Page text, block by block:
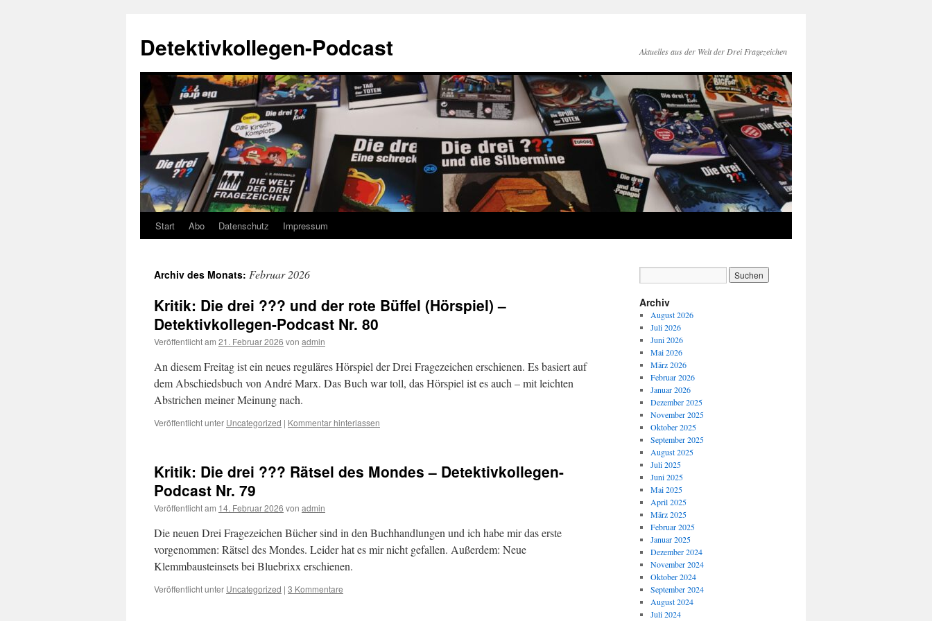
springen
Detektivkollegen-Podcast Aktuelles aus der Welt der Drei Fragezeichen
Start Abo Datenschutz Impressum
Archiv des Monats: Februar 2026
Kritik: Die drei ??? und der rote Büffel (Hörspiel) –
Detektivkollegen-Podcast Nr. 80
Veröffentlicht am 21. Februar 2026 von admin
An diesem Freitag ist ein neues reguläres Hörspiel der Drei Fragezeichen erschienen. Es basiert auf
dem Abschiedsbuch von André Marx. Das Buch war toll, das Hörspiel ist es auch – mit leichten
Abstrichen meiner Meinung nach.
Veröffentlicht unter Uncategorized | Kommentar hinterlassen
Kritik: Die drei ??? Rätsel des Mondes – Detektivkollegen-
Podcast Nr. 79
Veröffentlicht am 14. Februar 2026 von admin
Die neuen Drei Fragezeichen Bücher sind in den Buchhandlungen und ich habe mir das erste
vorgenommen: Rätsel des Mondes. Leider hat es mir nicht gefallen. Außerdem: Neue
Klemmbausteinsets bei Bluebrixx erschienen.
Veröffentlicht unter Uncategorized | 3 Kommentare
Archiv
August 2026
Juli 2026
Juni 2026
Mai 2026
März 2026
Februar 2026
Januar 2026
Dezember 2025
November 2025
Oktober 2025
September 2025
August 2025
Juli 2025
Juni 2025
Mai 2025
April 2025
März 2025
Februar 2025
Januar 2025
Dezember 2024
November 2024
Oktober 2024
September 2024
August 2024
Juli 2024